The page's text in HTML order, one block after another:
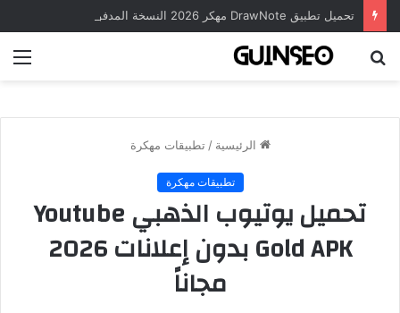
الرئيسية / تطبيقات مهكرة
تطبيقات مهكرة
تحميل يوتيوب الذهبي Youtube
Gold APK بدون إعلانات 2026
مجاناً